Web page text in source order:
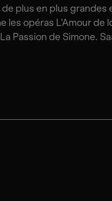
plus en plus grandes
les opéras L'Amour de
Passion de Simone.